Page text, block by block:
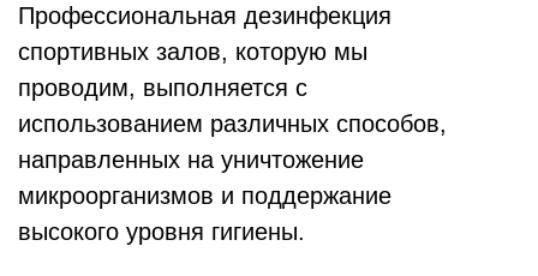
Профессиональная дезинфекция
спортивных залов, которую мы
проводим, выполняется с
использованием различных способов,
направленных на уничтожение
микроорганизмов и поддержание
высокого уровня гигиены.